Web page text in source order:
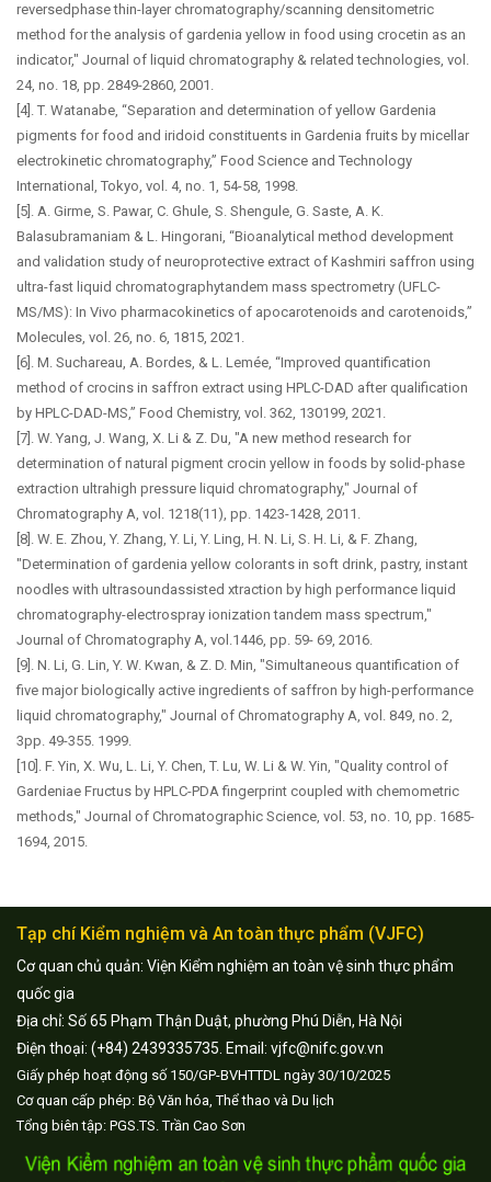
reversedphase thin-layer chromatography/scanning densitometric
method for the analysis of gardenia yellow in food using crocetin as an
indicator," Journal of liquid chromatography & related technologies, vol.
24, no. 18, pp. 2849-2860, 2001.
[4]. T. Watanabe, “Separation and determination of yellow Gardenia
pigments for food and iridoid constituents in Gardenia fruits by micellar
electrokinetic chromatography,” Food Science and Technology
International, Tokyo, vol. 4, no. 1, 54-58, 1998.
[5]. A. Girme, S. Pawar, C. Ghule, S. Shengule, G. Saste, A. K.
Balasubramaniam & L. Hingorani, “Bioanalytical method development
and validation study of neuroprotective extract of Kashmiri saffron using
ultra-fast liquid chromatographytandem mass spectrometry (UFLC-
MS/MS): In Vivo pharmacokinetics of apocarotenoids and carotenoids,”
Molecules, vol. 26, no. 6, 1815, 2021.
[6]. M. Suchareau, A. Bordes, & L. Lemée, “Improved quantification
method of crocins in saffron extract using HPLC-DAD after qualification
by HPLC-DAD-MS,” Food Chemistry, vol. 362, 130199, 2021.
[7]. W. Yang, J. Wang, X. Li & Z. Du, "A new method research for
determination of natural pigment crocin yellow in foods by solid-phase
extraction ultrahigh pressure liquid chromatography," Journal of
Chromatography A, vol. 1218(11), pp. 1423-1428, 2011.
[8]. W. E. Zhou, Y. Zhang, Y. Li, Y. Ling, H. N. Li, S. H. Li, & F. Zhang,
"Determination of gardenia yellow colorants in soft drink, pastry, instant
noodles with ultrasoundassisted xtraction by high performance liquid
chromatography-electrospray ionization tandem mass spectrum,"
Journal of Chromatography A, vol.1446, pp. 59- 69, 2016.
[9]. N. Li, G. Lin, Y. W. Kwan, & Z. D. Min, "Simultaneous quantification of
five major biologically active ingredients of saffron by high-performance
liquid chromatography," Journal of Chromatography A, vol. 849, no. 2,
3pp. 49-355. 1999.
[10]. F. Yin, X. Wu, L. Li, Y. Chen, T. Lu, W. Li & W. Yin, "Quality control of
Gardeniae Fructus by HPLC-PDA fingerprint coupled with chemometric
methods," Journal of Chromatographic Science, vol. 53, no. 10, pp. 1685-
1694, 2015.
Tạp chí Kiểm nghiệm và An toàn thực phẩm (VJFC)
Cơ quan chủ quản: Viện Kiểm nghiệm an toàn vệ sinh thực phẩm
quốc gia
Địa chỉ: Số 65 Phạm Thận Duật, phường Phú Diễn, Hà Nội
Điện thoại: (+84) 2439335735. Email: vjfc@nifc.gov.vn
Giấy phép hoạt động số 150/GP-BVHTTDL ngày 30/10/2025
Cơ quan cấp phép: Bộ Văn hóa, Thể thao và Du lịch
Tổng biên tập: PGS.TS. Trần Cao Sơn